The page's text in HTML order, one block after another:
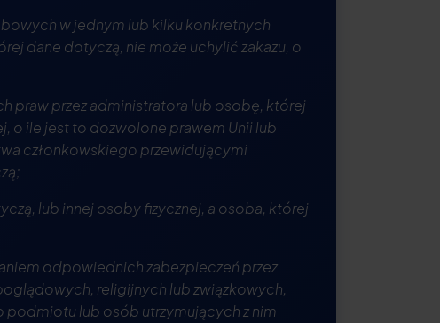
w jednym lub kilku konkretnych
dane dotyczą, nie może uchylić zakazu, o
praw przez administratora lub osobę, której
o ile jest to dozwolone prawem Unii lub
członkowskiego przewidującymi
lub innej osoby fizycznej, a osoba, której
odpowiednich zabezpieczeń przez
religijnych lub związkowych,
podmiotu lub osób utrzymujących z nim